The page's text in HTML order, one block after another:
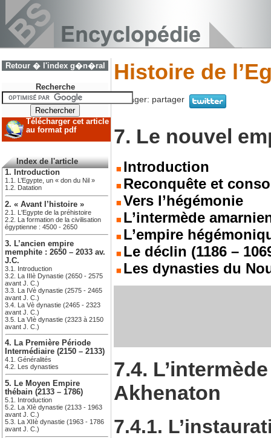
Retour � l'index g�n�ral
Recherche
Télécharger cet article
au format pdf
Index de l'article
1. Introduction
1.1. L’Egypte, un « don du Nil »
1.2. Datation
2. « Avant l’histoire »
2.1. L'Egypte de la préhistoire
2.2. La formation de la civilisation
égyptienne : 4500 - 2650
3. L’ancien empire
memphite : 2650 – 2033 av.
J.C.
3.1. Introduction
3.2. La IIIè Dynastie (2650 - 2575
avant J. C.)
3.3. La IVè dynastie (2575 - 2465
avant J. C.)
3.4. La Vè dynastie (2465 - 2323
avant J. C.)
3.5. La VIè dynastie (2323 à 2150
avant J. C.)
4. La Première Période
Intermédiaire (2150 – 2133)
4.1. Généralités
4.2. Les dynasties
5. Le Moyen Empire
thébain (2133 – 1786)
5.1. Introduction
5.2. La XIè dynastie (2133 - 1963
avant J. C.)
5.3. La XIIè dynastie (1963 - 1786
avant J. C.)
Histoire de
Partager: partager
7. Le nouvel
Introduction
Reconquête et
Vers l’hégémonie
L’intermède
L’empire
Le déclin (1186 –
Les dynasties du
7.4.
Akhenaton
7.4.1.